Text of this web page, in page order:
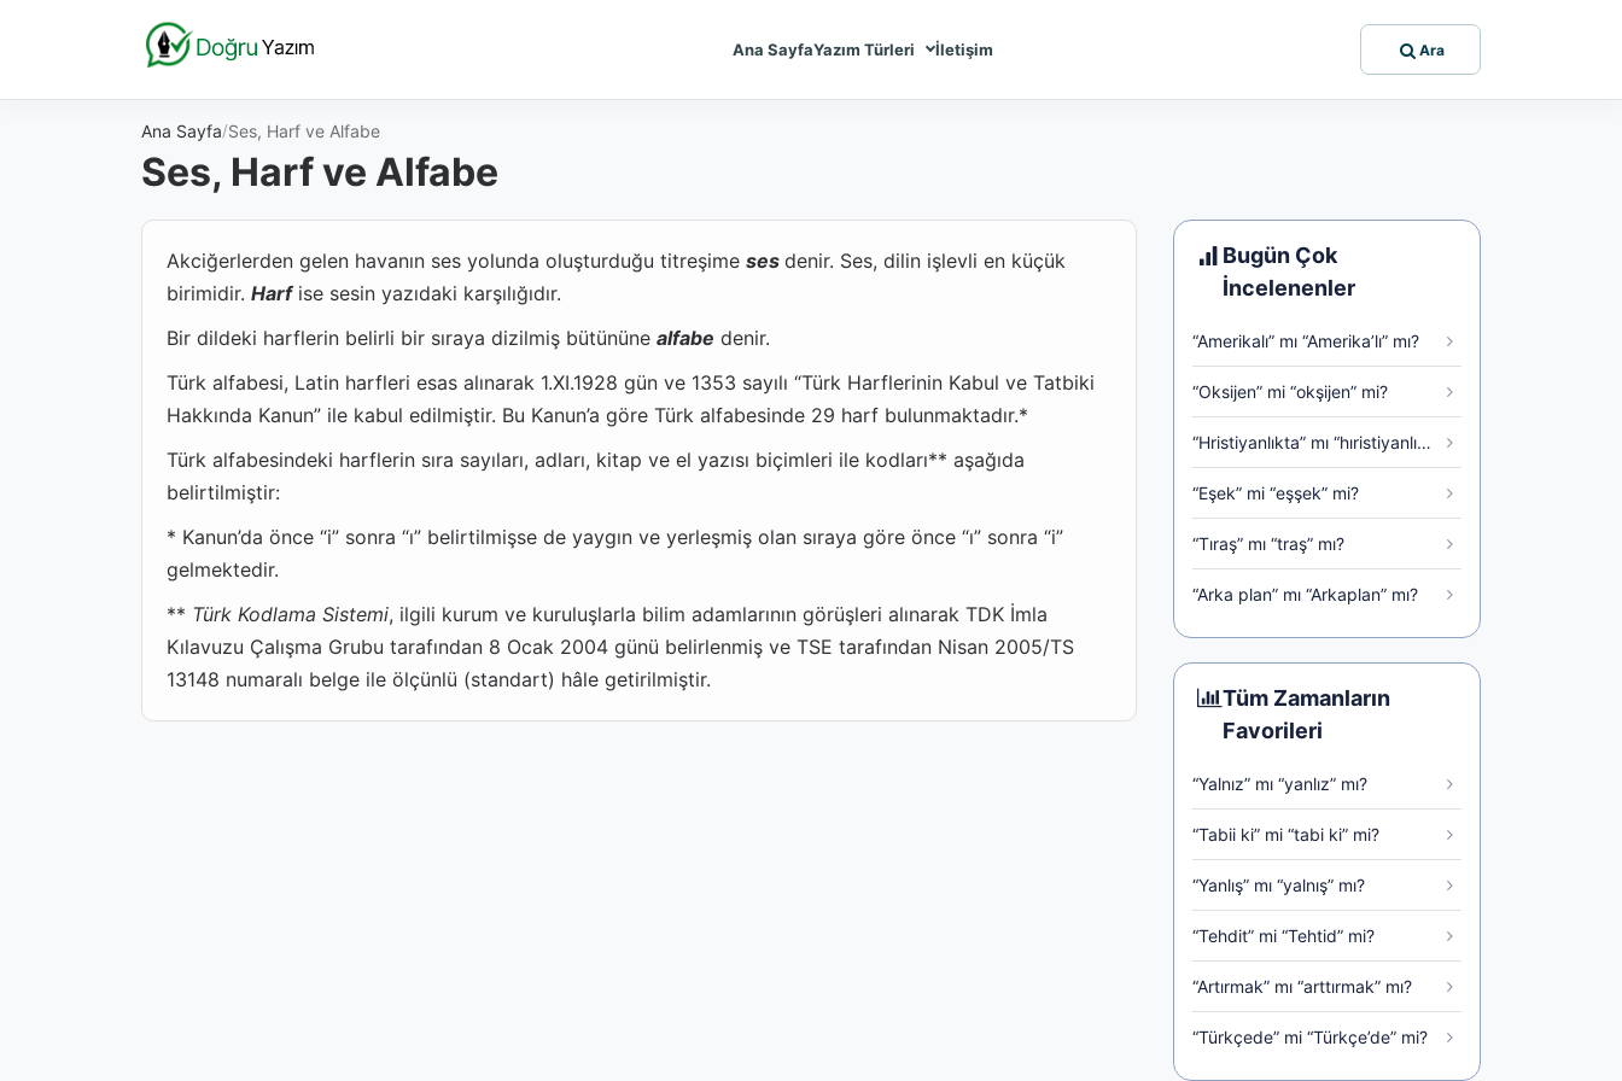
Ana SayfaYazım Türleri İletişim Ara
Ana Sayfa Ses, Harf ve Alfabe
Ses, Harf ve Alfabe
Akciğerlerden gelen havanın ses yolunda oluşturduğu titreşime ses denir. Ses, dilin işlevli en küçük
birimidir. Harfise sesin yazıdaki karşılığıdır.
Bir dildeki harflerin belirli bir sıraya dizilmiş bütününe alfabe de­nir.
Türk alfabesi, Latin harfleri esas alınarak 1.XI.1928 gün ve 1353 sayılı “Türk Harflerinin Kabul ve Tatbiki
Hakkında Kanun” ile kabul edilmiştir. Bu Kanun’a göre Türk alfabe­sinde 29 harf bulunmaktadır.*
Türk alfabesindeki harflerin sıra sayıları, adları, kitap ve el yazısı biçimleri ile kodları** aşağıda
belirtilmiştir:
* Kanun’da önce “i” sonra “ı” belirtilmişse de yaygın ve yerleşmiş olan sıraya göre önce “ı” sonra “i”
gelmektedir.
** Türk Kodlama Sistemi, ilgili kurum ve kuruluşlarla bilim adamlarının görüşleri alınarak TDK İmla
Kılavuzu Çalışma Grubu tarafından 8 Ocak 2004 günü belirlenmiş ve TSE tarafından Nisan 2005/TS
13148 numaralı belge ile ölçünlü (standart) hâle getirilmiştir.
Bugün Çok
İncelenenler
“Amerikalı” mı “Amerika’lı” mı?
“Oksijen” mi “okşijen” mi?
“Hristiyanlıkta” mı “hıristiyanlık’ta” mı?
“Eşek” mi “eşşek” mi?
“Tıraş” mı “traş” mı?
“Arka plan” mı “Arkaplan” mı?
Tüm Zamanların
Favorileri
“Yalnız” mı “yanlız” mı?
“Tabii ki” mi “tabi ki” mi?
“Yanlış” mı “yalnış” mı?
“Tehdit” mi “Tehtid” mi?
“Artırmak” mı “arttırmak” mı?
“Türkçede” mi “Türkçe’de” mi?